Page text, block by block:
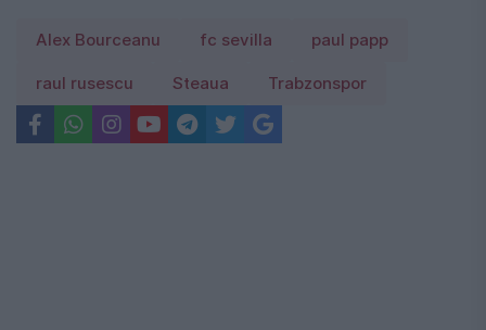
Alex Bourceanu fc sevilla paul papp
raul rusescu Steaua Trabzonspor